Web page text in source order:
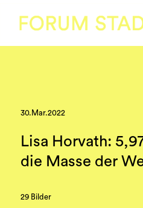
30.Mar.2022
Lisa Horvath:
die Masse der
29 Bilder